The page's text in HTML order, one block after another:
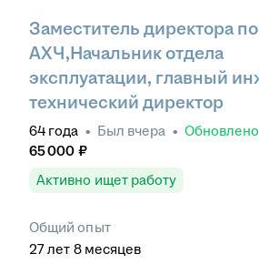
Заместитель директора по
АХЧ,Начальник отдела
эксплуатации, главный
технический директор
64 года • Был вчера • Обновлено
65 000 ₽
Активно ищет работу
Общий опыт
27лет 8 месяцев